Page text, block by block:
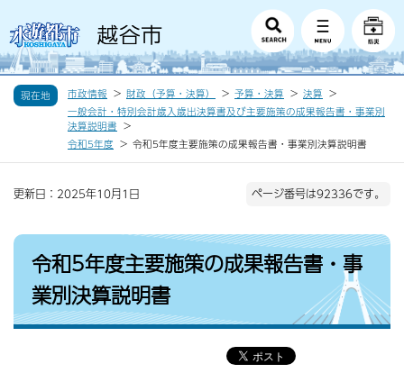
現在地 市政情報 財政（予算・決算） 予算・決算
決算
一般会計・特別会計歳入歳出決算書及び主要施策の成果報告書・事業別
決算説明書
令和5年度
令和5年度主要施策の成果報告書・事業別決算説明書
更新日：2025年10月1日 ページ番号は92336です。
令和5年度主要施策の成果報告書・事
業別決算説明書